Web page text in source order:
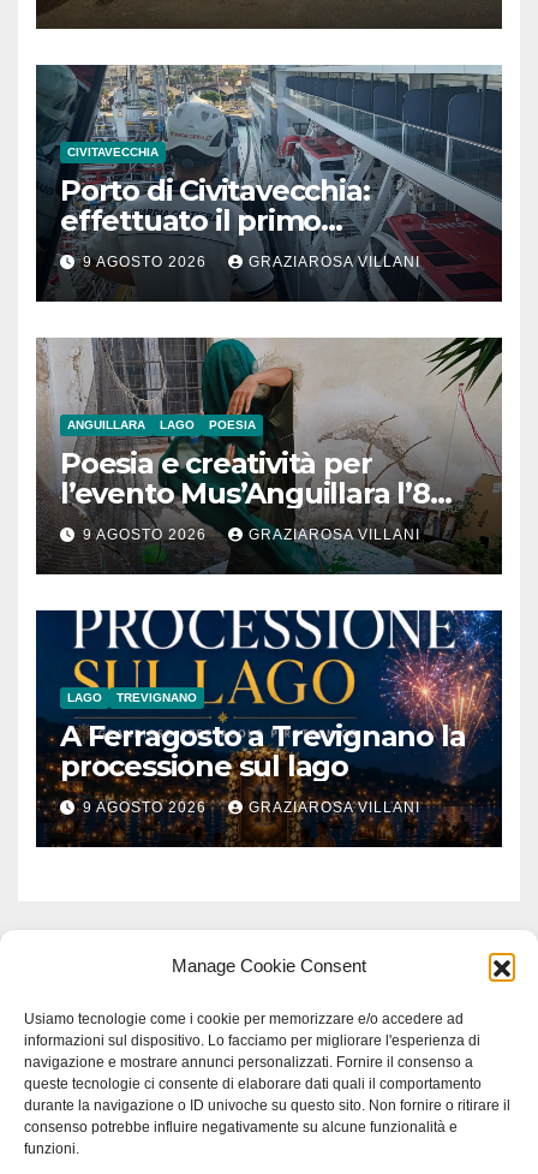
Manage Cookie Consent
Usiamo tecnologie come i cookie per memorizzare e/o accedere ad
informazioni sul dispositivo. Lo facciamo per migliorare l'esperienza di
navigazione e mostrare annunci personalizzati. Fornire il consenso a
queste tecnologie ci consente di elaborare dati quali il comportamento
durante la navigazione o ID univoche su questo sito. Non fornire o ritirare il
consenso potrebbe influire negativamente su alcune funzionalità e
funzioni.
CIVITAVECCHIA
Porto di Civitavecchia:
effettuato il primo
rifornimento di GNL ad una
nave da crociera
9 AGOSTO 2026 GRAZIAROSA VILLANI
ANGUILLARA LAGO POESIA
Poesia e creatività per
l’evento Mus’Anguillara l’8
agosto 2026 al Museo
Contadino
9 AGOSTO 2026 GRAZIAROSA VILLANI
LAGO TREVIGNANO
A Ferragosto a Trevignano la
processione sul lago
9 AGOSTO 2026 GRAZIAROSA VILLANI